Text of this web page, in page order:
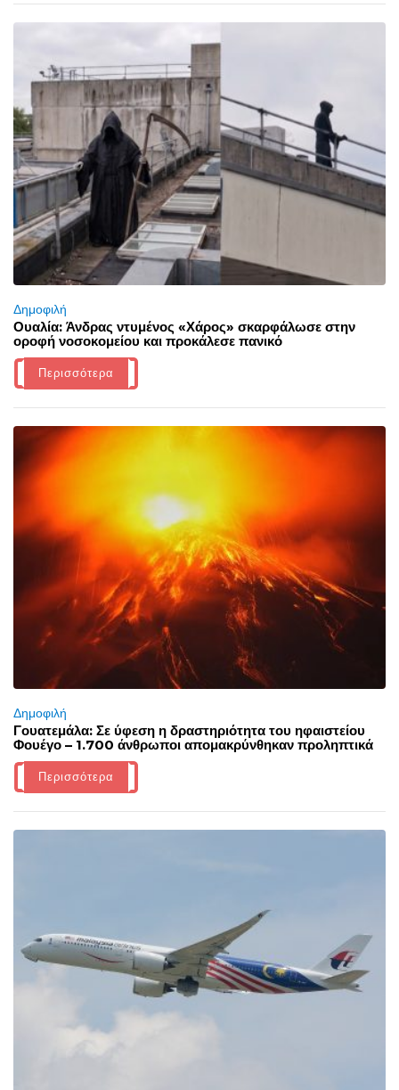
Δημοφιλή
Ουαλία: Άνδρας ντυμένος «Χάρος» σκαρφάλωσε στην
οροφή νοσοκομείου και προκάλεσε πανικό
Περισσότερα
Δημοφιλή
Γουατεμάλα: Σε ύφεση η δραστηριότητα του ηφαιστείου
Φουέγο – 1.700 άνθρωποι απομακρύνθηκαν προληπτικά
Περισσότερα